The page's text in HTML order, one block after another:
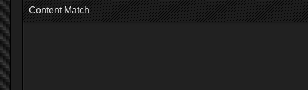
Content Match